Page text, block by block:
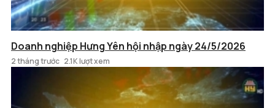
Doanh nghiệp Hưng Yên hội nhập ngày 24/5/2026
2 tháng trước 2.1K lượt xem